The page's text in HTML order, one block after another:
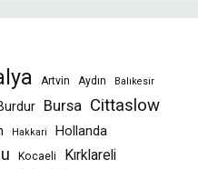
Artvin Aydın Balıkesir
Bursa Cittaslow
Hakkari
Hollanda
Kocaeli
Kırklareli